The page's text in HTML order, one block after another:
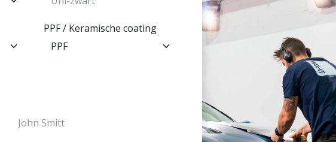
PPF / Keramische coating